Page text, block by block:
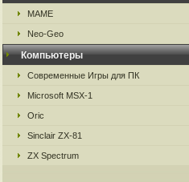
MAME
Neo-Geo
Компьютеры
Современные Игры для ПК
Microsoft MSX-1
Oric
Sinclair ZX-81
ZX Spectrum